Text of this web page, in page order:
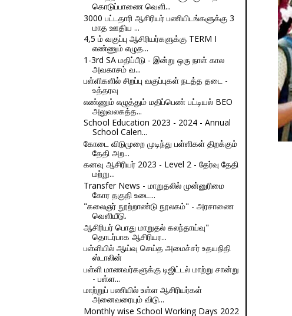
கொடுப்பாணை வெளி...
3000 பட்டதாரி ஆசிரியர் பணியிடங்களுக்கு 3
மாத ஊதிய ...
4,5 ம் வகுப்பு ஆசிரியர்களுக்கு TERM I
எண்ணும் எழுத...
1-3rd SA மதிப்பீடு - இன்று ஒரு நாள் கால
அவகாசம் வ...
பள்ளிகளில் சிறப்பு வகுப்புகள் நடத்த தடை -
உத்தரவு
எண்ணும் எழுத்தும் மதிப்பெண் பட்டியல் BEO
அலுவலகத்த...
School Education 2023 - 2024 - Annual
School Calen...
கோடை விடுமுறை முடிந்து பள்ளிகள் திறக்கும்
தேதி அற...
கனவு ஆசிரியர் 2023 - Level 2 - தேர்வு தேதி
மற்று...
Transfer News - மாறுதலில் முன்னுரிமை
கோர தகுதி உடை...
"கலைஞர் நூற்றாண்டு நூலகம்" - அரசாணை
வெளியீடு.
ஆசிரியர் பொது மாறுதல் கலந்தாய்வு"
தொடர்பாக ஆசிரியர...
பள்ளியில் ஆய்வு செய்த அமைச்சர் உதயநிதி
ஸ்டாலின்
பள்ளி மாணவர்களுக்கு டிஜிட்டல் மாற்று சான்று
- பள்ள...
மாற்றுப் பணியில் உள்ள ஆசிரியர்கள்
அனைவரையும் விடு...
Monthly wise School Working Days 2022